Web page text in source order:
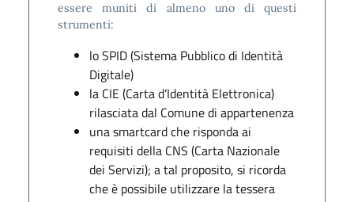
essere muniti di almeno uno di questi
strumenti:
lo SPID (Sistema Pubblico di Identità
Digitale)
la CIE (Carta d’Identità Elettronica)
rilasciata dal Comune di appartenenza
una smartcard che risponda ai
requisiti della CNS (Carta Nazionale
dei Servizi); a tal proposito, si ricorda
che è possibile utilizzare la tessera